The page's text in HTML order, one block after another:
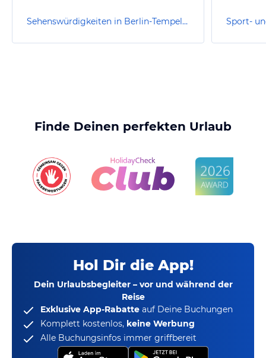
Sehenswürdigkeiten in Berlin-Tempelhof-Schöneberg
Finde Deinen perfekten Urlaub
Hol Dir die App!
Dein Urlaubsbegleiter – vor und während der
Reise
Exklusive App-Rabatte auf Deine Buchungen
Komplett kostenlos, keine Werbung
Alle Buchungsinfos immer griffbereit